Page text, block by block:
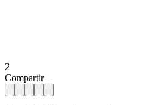
2
Compartir